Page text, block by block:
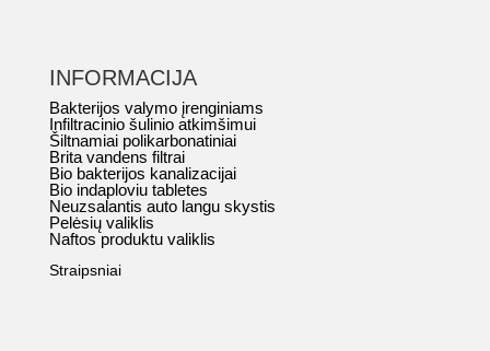
INFORMACIJA
Bakterijos valymo įrenginiams
Infiltracinio šulinio atkimšimui
Šiltnamiai polikarbonatiniai
Brita vandens filtrai
Bio bakterijos kanalizacijai
Bio indaploviu tabletes
Neuzsalantis auto langu skystis
Pelėsių valiklis
Naftos produktu valiklis
Straipsniai